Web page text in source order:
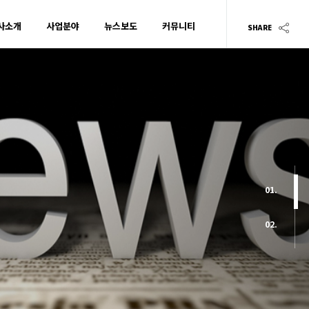
SHARE
소개 사업분야 뉴스보도 커뮤니티
01.
02.